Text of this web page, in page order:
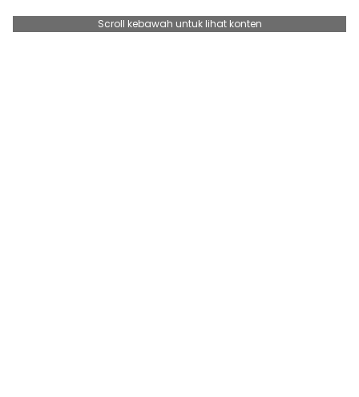
Scroll kebawah untuk lihat konten